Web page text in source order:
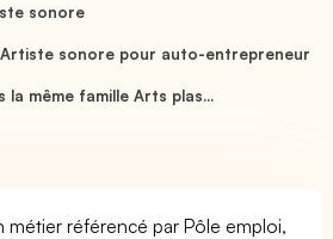
sonore
Artiste sonore pour auto-entrepreneur
la même famille Arts plas...
métier référencé par Pôle emploi,